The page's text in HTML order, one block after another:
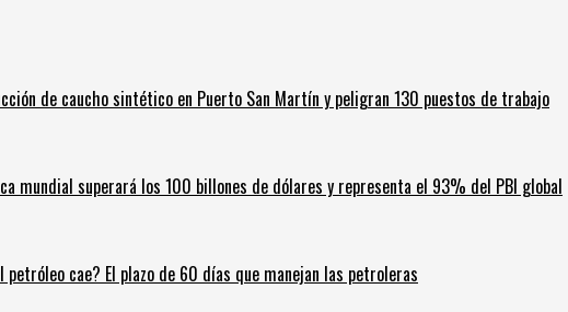
de caucho sintético en Puerto San Martín y peligran 130 puestos de trabajo
mundial superará los 100 billones de dólares y representa el 93% del PBI global
cae? El plazo de 60 días que manejan las petroleras